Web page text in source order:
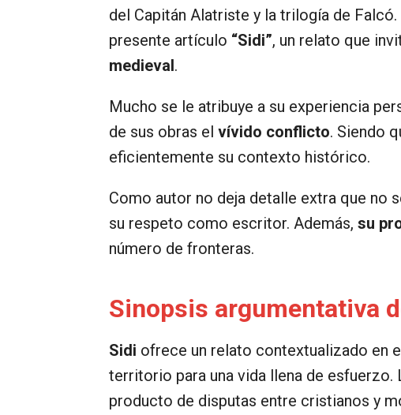
del Capitán Alatriste y la trilogía de
presente artículo “Sidi”, un relato que
medieval.
Mucho se le atribuye a su experiencia
de sus obras el vívido conflicto. Siendo
eficientemente su contexto histórico.
Como autor no deja detalle extra que no
su respeto como escritor. Además, su
número de fronteras.
Sinopsis argumentativa
Sidi ofrece un relato contextualizado en
territorio para una vida llena de
producto de disputas entre cristianos y